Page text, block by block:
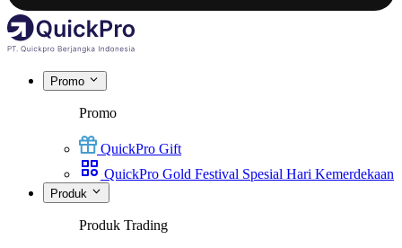
Promo
Promo
QuickPro Gift
QuickPro Gold Festival Spesial Hari Kemerdekaan
Produk
Produk Trading